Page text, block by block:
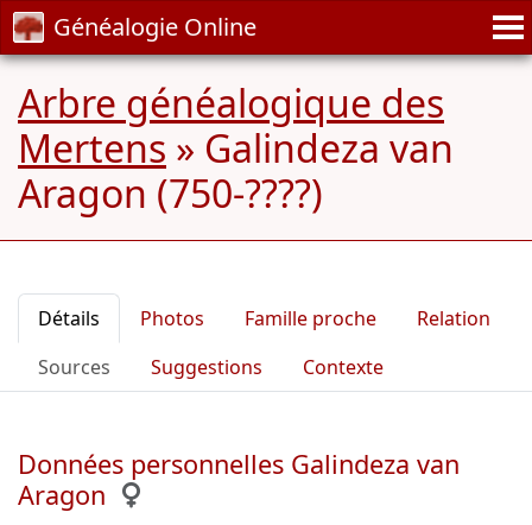
Généalogie Online
Arbre généalogique des
Mertens » Galindeza van
Aragon (750-????)
Détails Photos Famille proche
Relation
Sources
Suggestions Contexte
Données personnelles Galindeza van
Aragon